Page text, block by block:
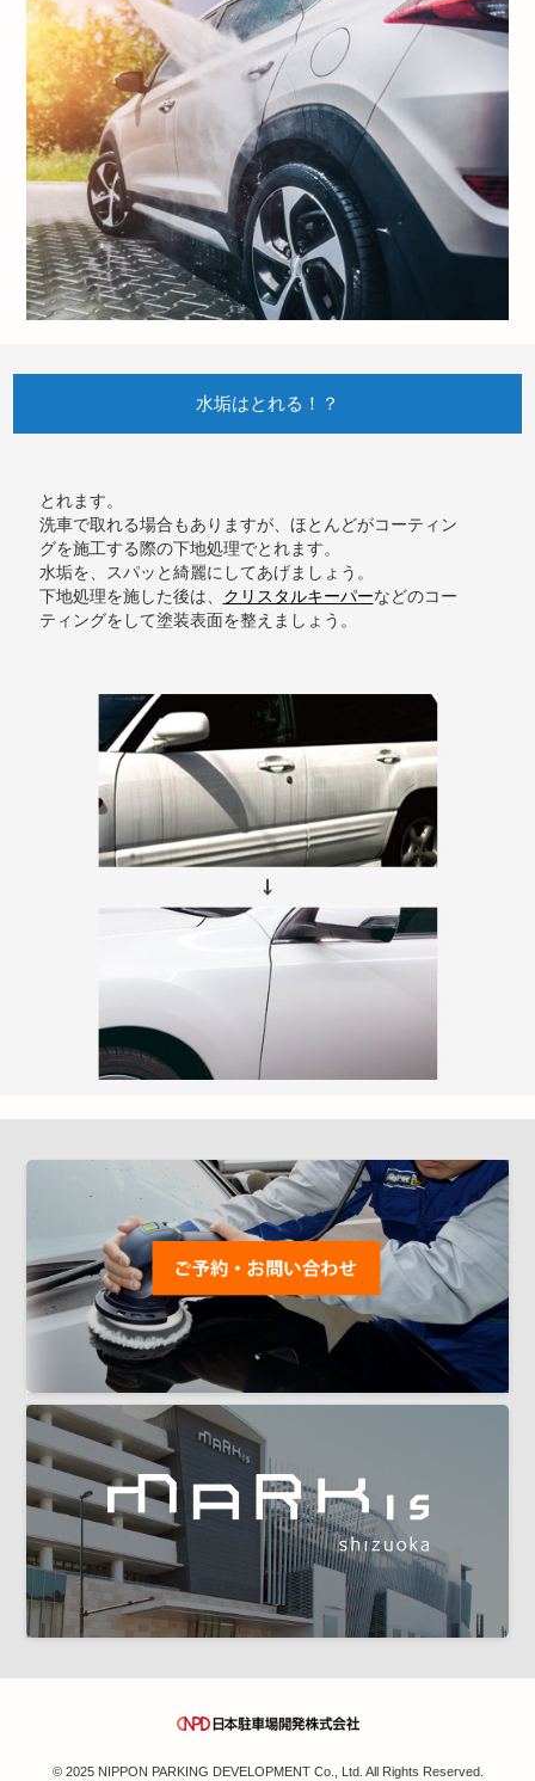
水垢はとれる！？
とれます。
洗車で取れる場合もありますが、ほとんどがコーティン
グを施工する際の下地処理でとれます。
水垢を、スパッと綺麗にしてあげましょう。
下地処理を施した後は、 クリスタルキーパーなどのコー
ティングをして塗装表面を整えましょう。
© 2025 NIPPON PARKING DEVELOPMENT Co., Ltd. All Rights Reserved.